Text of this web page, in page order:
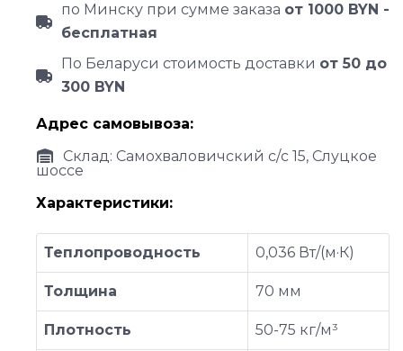
по Минску при сумме заказа от 1000 BYN -
бесплатная
По Беларуси стоимость доставки от 50 до
300 BYN
Адрес самовывоза:
Склад: Самохваловичский с/с 15, Слуцкое
шоссе
Характеристики:
Теплопроводность 0,036 Вт/(м·К)
Толщина 70 мм
Плотность 50-75 кг/м³